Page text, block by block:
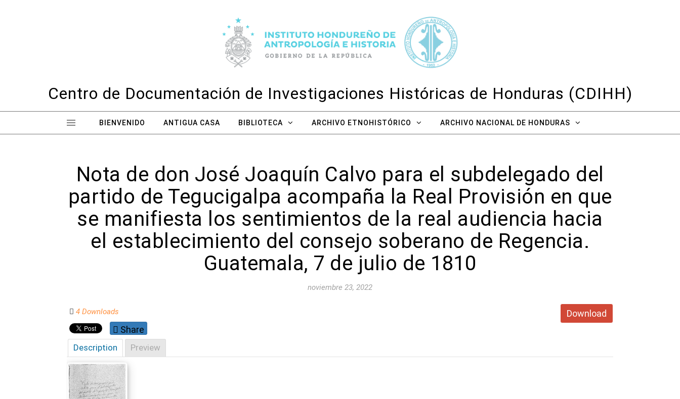
Centro de Documentación de Investigaciones Históricas de Honduras (CDIHH)
BIENVENIDO ANTIGUA CASA BIBLIOTECA ARCHIVO ETNOHISTÓRICO ARCHIVO NACIONAL DE HONDURAS
Nota de don José Joaquín Calvo para el subdelegado del
partido de Tegucigalpa acompaña la Real Provisión en que
se manifiesta los sentimientos de la real audiencia hacia
el establecimiento del consejo soberano de Regencia.
Guatemala, 7 de julio de 1810
noviembre 23, 2022
Download
4 Downloads
Share
Description Preview